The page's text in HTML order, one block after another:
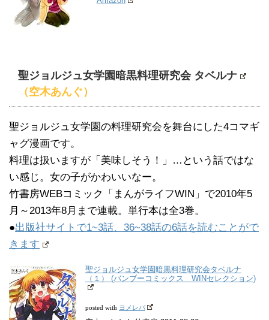
聖ジョルジュ女学園暗黒料理研究会 タベルナ
（空木あんぐ）
聖ジョルジュ女学園の料理研究会を舞台にした4コマギ
ャグ漫画です。
料理は扱いますが「美味しそう！」…という話ではな
い感じ。女の子がかわいいなー。
竹書房WEBコミック「まんがライフWIN」で2010年5
月～2013年8月まで連載。単行本は全3巻。
●出版社サイトで1~3話、36~38話の6話を読むことがで
きます
聖ジョルジュ女学園暗黒料理研究会タベルナ
（１） (バンブーコミックス WINセレクション)
posted with ヨメレバ